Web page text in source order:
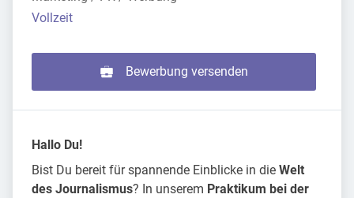
Vollzeit
Bewerbung versenden
Hallo Du!
Bist Du bereit für spannende Einblicke in die Welt
des Journalismus? In unserem Praktikum bei der